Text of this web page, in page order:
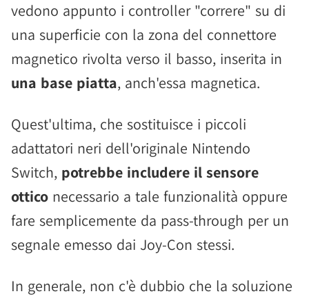
vedono appunto i controller "correre" su di
una superficie con la zona del connettore
magnetico rivolta verso il basso, inserita in
una base piatta, anch'essa magnetica.
Quest'ultima, che sostituisce i piccoli
adattatori neri dell'originale Nintendo
Switch, potrebbe includere il sensore
ottico necessario a tale funzionalità oppure
fare semplicemente da pass-through per un
segnale emesso dai Joy-Con stessi.
In generale, non c'è dubbio che la soluzione